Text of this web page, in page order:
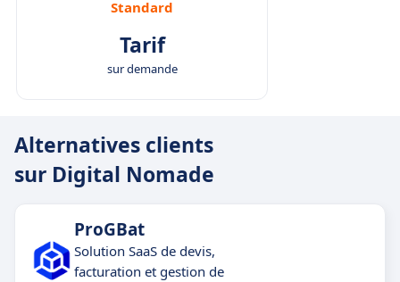
Standard
Tarif
sur demande
Alternatives clients
sur Digital Nomade
ProGBat
Solution SaaS de devis,
facturation et gestion de